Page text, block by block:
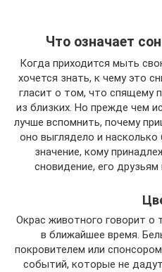
Что означает
Когда приходится мыть
хочется знать, к чему это
гласит о том, что спящему
из близких. Но прежде чем
лучше вспомнить, почему
оно выглядело и
значение, кому
сновидение, его
Окрас животного говорит
в ближайшее время.
покровителем или
событий, которые не